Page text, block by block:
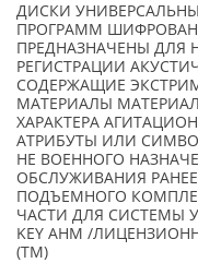
ДИСКИ
ПРОГРАММ
ПРЕДНАЗНАЧЕНЫ ДЛЯ
РЕГИСТРАЦИИ
СОДЕРЖАЩИЕ
МАТЕРИАЛЫ
ХАРАКТЕРА
АТРИБУТЫ ИЛИ
НЕ ВОЕННОГО
ОБСЛУЖИВАНИЯ
ПОДЪЕМНОГО
ЧАСТИ ДЛЯ СИСТЕМЫ
KEY AHM /
(TM)